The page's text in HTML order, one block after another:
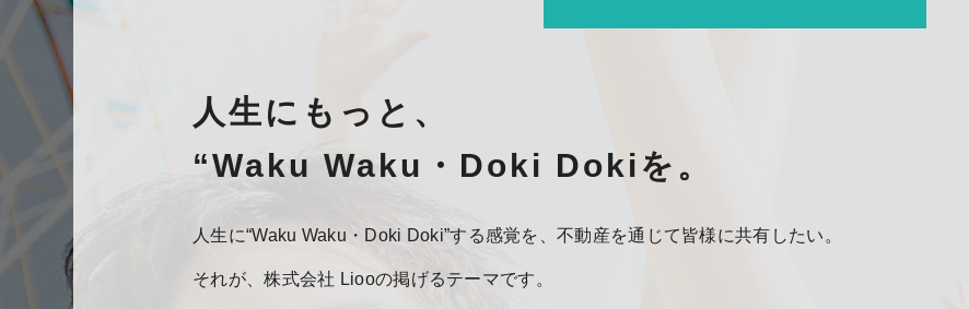
人生にもっと、
“Waku Waku・Doki Dokiを。
人生に“Waku Waku・Doki Doki”する感覚を、不動産を通じて皆様に共有したい。
それが、株式会社 Liooの掲げるテーマです。